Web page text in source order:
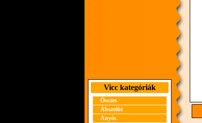
Vicc kategóriák
Összes
Abszolút
Anyós